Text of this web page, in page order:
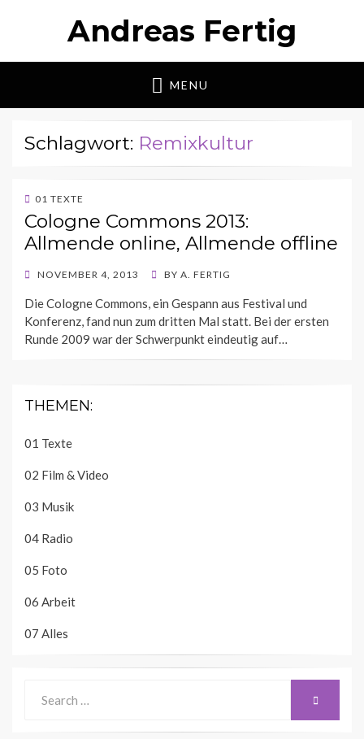
Andreas Fertig
MENU
Schlagwort: Remixkultur
01 TEXTE
Cologne Commons 2013:
Allmende online, Allmende offline
POSTED
NOVEMBER 4, 2013 BY A. FERTIG
Die Cologne Commons, ein Gespann aus Festival und
Konferenz, fand nun zum dritten Mal statt. Bei der ersten
Runde 2009 war der Schwerpunkt eindeutig auf…
THEMEN:
01 Texte
02 Film & Video
03 Musik
04 Radio
05 Foto
06 Arbeit
07 Alles
for:
SEARCH